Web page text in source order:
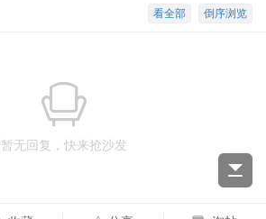
倒序浏览
看全部
暂无回复，快来抢沙发